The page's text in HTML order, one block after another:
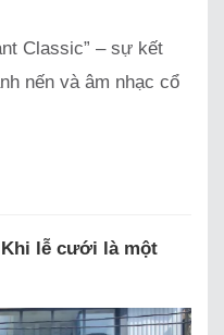
Classic” – sự kết
nến và âm nhạc cổ
Khi lễ cưới là một